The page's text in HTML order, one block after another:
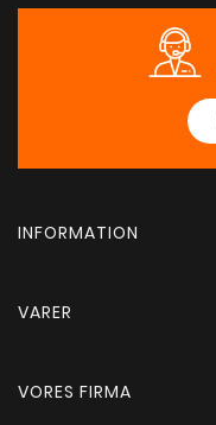
INFORMATION
VARER
VORES FIRMA